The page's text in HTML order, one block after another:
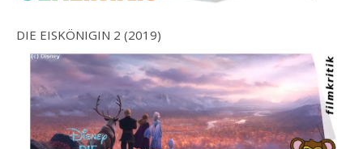
DIE EISKÖNIGIN 2 (2019)